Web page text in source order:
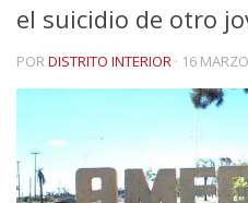
el suicidio de otro
PORDISTRITO INTERIOR · 16